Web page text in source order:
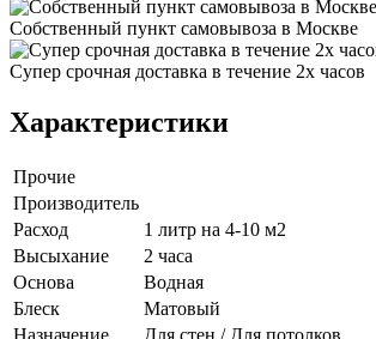
Собственный пункт самовывоза в Москве
Супер срочная доставка в течение 2х часов
Характеристики
Прочие
Производитель
Расход
1 литр на 4-10 м2
Высыхание
2 часа
Основа
Водная
Блеск
Матовый
Назначение
Для стен / Для потолков